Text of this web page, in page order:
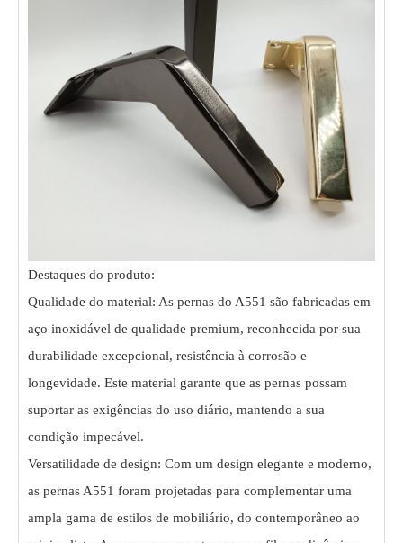
Destaques do produto:
Qualidade do material: As pernas do A551 são fabricadas em
aço inoxidável de qualidade premium, reconhecida por sua
durabilidade excepcional, resistência à corrosão e
longevidade. Este material garante que as pernas possam
suportar as exigências do uso diário, mantendo a sua
condição impecável.
Versatilidade de design: Com um design elegante e moderno,
as pernas A551 foram projetadas para complementar uma
ampla gama de estilos de mobiliário, do contemporâneo ao